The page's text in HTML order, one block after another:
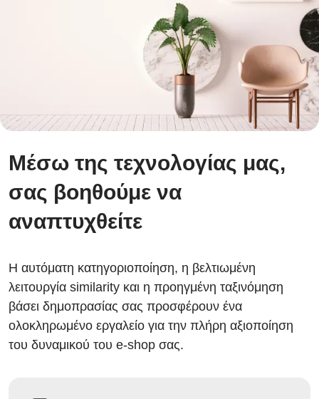
Μέσω της τεχνολογίας μας,
σας βοηθούμε να
αναπτυχθείτε
Η αυτόματη κατηγοριοποίηση, η βελτιωμένη
λειτουργία similarity και η προηγμένη ταξινόμηση
βάσει δημοπρασίας σας προσφέρουν ένα
ολοκληρωμένο εργαλείο για την πλήρη αξιοποίηση
του δυναμικού του e-shop σας.